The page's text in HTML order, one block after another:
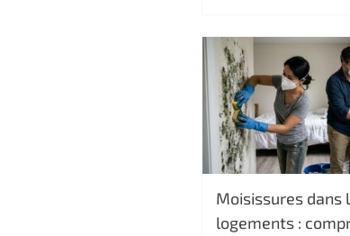
Moisissures dans
logements :